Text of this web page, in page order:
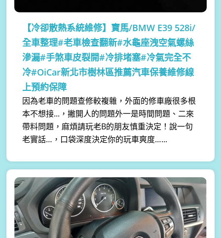
【冷卻散熱系統維修】 寶馬/BMW E39 528i/
全車整理#老車檢查翻新#水龜座洩空氣螺絲
滲漏#手煞車皮裂開#冷排堵塞#冷氣完全不
冷#OiCar新北市樹林區推薦汽車保養維修線
上預約保障
因為老車的問題查修較複雜，外面的修車廠很多根
本不想接...，撇開人的問題外一是時間問題、二來
帶料問題，麻煩請玩老B的朋友慎重決定！說一句
老實話…，口袋深度決定你的玩車爽度…...